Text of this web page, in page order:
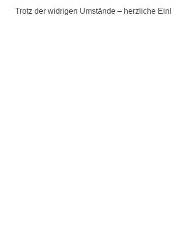
Trotz der widrigen Umstände – herzliche